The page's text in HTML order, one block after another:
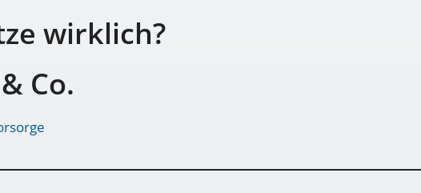
wirklich?
Co.